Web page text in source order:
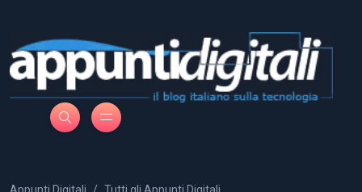
Appunti Digitali
Tutti gli Appunti Digitali